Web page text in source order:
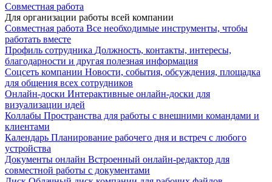
Совместная работа
Для организации работы всей компании
Совместная работа Все необходимые инструменты, чтобы
работать вместе
Профиль сотрудника Должность, контакты, интересы,
благодарности и другая полезная информация
Соцсеть компании Новости, события, обсуждения, площадка
для общения всех сотрудников
Онлайн-доски Интерактивные онлайн-доски для
визуализации идей
Коллабы Пространства для работы с внешними командами и
клиентами
Календарь Планирование рабочего дня и встреч с любого
устройства
Документы онлайн Встроенный онлайн-редактор для
совместной работы с документами